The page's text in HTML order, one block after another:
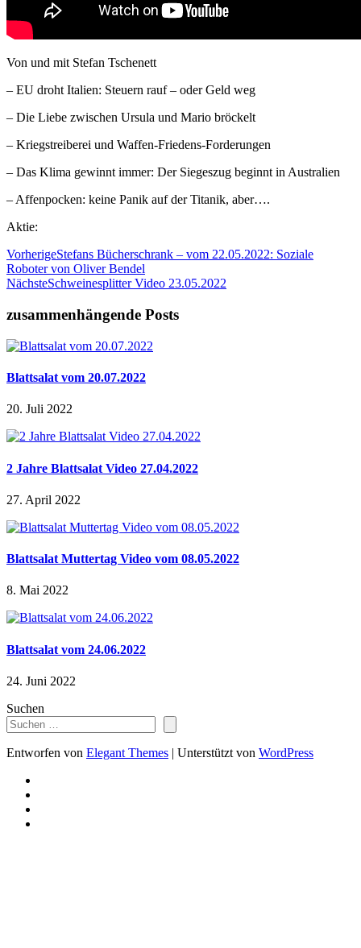
Von und mit Stefan Tschenett
– EU droht Italien: Steuern rauf – oder Geld weg
– Die Liebe zwischen Ursula und Mario bröckelt
– Kriegstreiberei und Waffen-Friedens-Forderungen
– Das Klima gewinnt immer: Der Siegeszug beginnt in Australien
– Affenpocken: keine Panik auf der Titanik, aber….
Aktie:
VorherigeStefans Bücherschrank – vom 22.05.2022: Soziale
Roboter von Oliver Bendel
NächsteSchweinesplitter Video 23.05.2022
zusammenhängende Posts
Blattsalat vom 20.07.2022
20. Juli 2022
2 Jahre Blattsalat Video 27.04.2022
27. April 2022
Blattsalat Muttertag Video vom 08.05.2022
8. Mai 2022
Blattsalat vom 24.06.2022
24. Juni 2022
Suchen
Entworfen von Elegant Themes | Unterstützt von WordPress